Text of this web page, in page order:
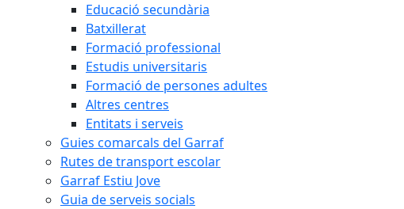
Educació secundària
Batxillerat
Formació professional
Estudis universitaris
Formació de persones adultes
Altres centres
Entitats i serveis
Guies comarcals del Garraf
Rutes de transport escolar
Garraf Estiu Jove
Guia de serveis socials